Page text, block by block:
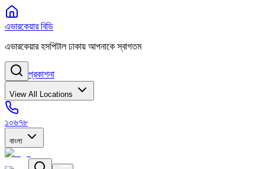
এভারকেয়ার বিডি
এভারকেয়ার হসপিটাল ঢাকায় আপনাকে স্বাগতম
প্রকাশনা
View All Locations
১০৬৭৮
বাংলা